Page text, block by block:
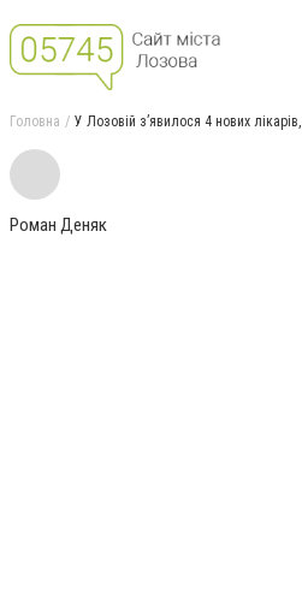
Головна У Лозовій з’явилося 4 нових
Роман Деняк